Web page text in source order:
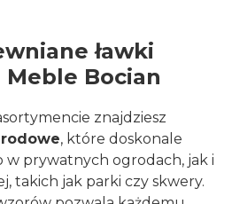
ławki
Bocian
znajdziesz
, które doskonale
w prywatnych ogrodach, jak i
takich jak parki czy skwery.